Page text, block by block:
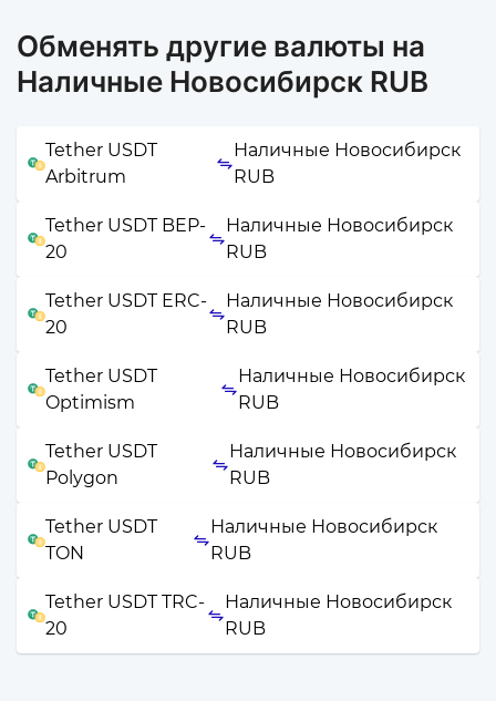
Обменять другие валюты на
Наличные Новосибирск RUB
Tether USDT
Arbitrum
Наличные Новосибирск
RUB
Tether USDT BEP-
20
Наличные Новосибирск
RUB
Tether USDT ERC-
20
Наличные Новосибирск
RUB
Tether USDT
Optimism
Наличные Новосибирск
RUB
Tether USDT
Polygon
Наличные Новосибирск
RUB
Tether USDT
TON
Наличные Новосибирск
RUB
Tether USDT TRC-
20
Наличные Новосибирск
RUB